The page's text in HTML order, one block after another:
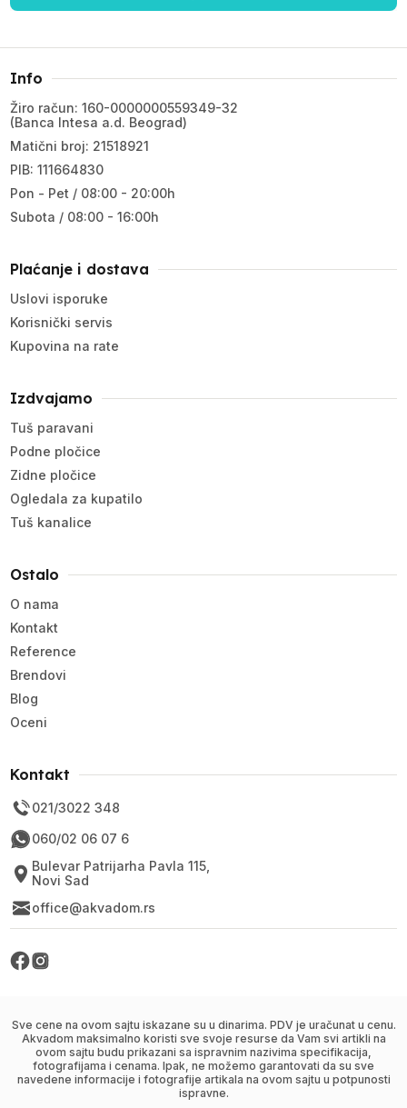
Info
Žiro račun: 160-0000000559349-32
(Banca Intesa a.d. Beograd)
Matični broj: 21518921
PIB: 111664830
Pon - Pet / 08:00 - 20:00h
Subota / 08:00 - 16:00h
Plaćanje i dostava
Uslovi isporuke
Korisnički servis
Kupovina na rate
Izdvajamo
Tuš paravani
Podne pločice
Zidne pločice
Ogledala za kupatilo
Tuš kanalice
Ostalo
O nama
Kontakt
Reference
Brendovi
Blog
Oceni
Kontakt
021/3022 348
060/02 06 07 6
Bulevar Patrijarha Pavla 115,
Novi Sad
office@akvadom.rs
Sve cene na ovom sajtu iskazane su u dinarima. PDV je uračunat u cenu.
Akvadom maksimalno koristi sve svoje resurse da Vam svi artikli na
ovom sajtu budu prikazani sa ispravnim nazivima specifikacija,
fotografijama i cenama. Ipak, ne možemo garantovati da su sve
navedene informacije i fotografije artikala na ovom sajtu u potpunosti
ispravne.